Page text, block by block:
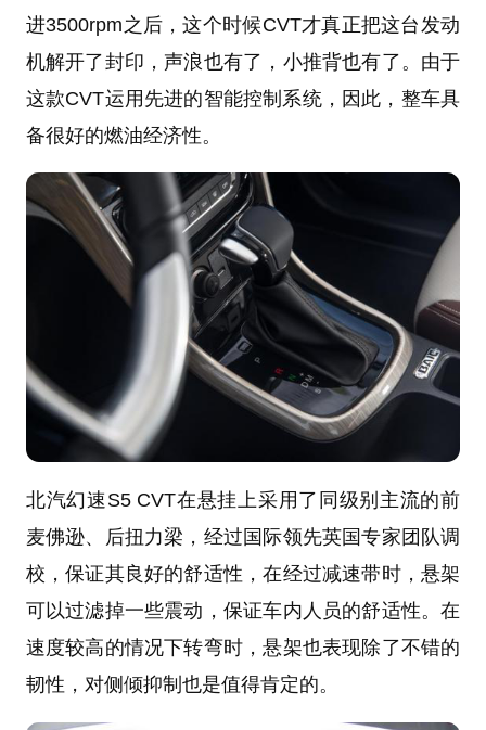
进3500rpm之后，这个时候CVT才真正把这台发动
机解开了封印，声浪也有了，小推背也有了。由于
这款CVT运用先进的智能控制系统，因此，整车具
备很好的燃油经济性。
北汽幻速S5 CVT在悬挂上采用了同级别主流的前
麦佛逊、后扭力梁，经过国际领先英国专家团队调
校，保证其良好的舒适性，在经过减速带时，悬架
可以过滤掉一些震动，保证车内人员的舒适性。在
速度较高的情况下转弯时，悬架也表现除了不错的
韧性，对侧倾抑制也是值得肯定的。